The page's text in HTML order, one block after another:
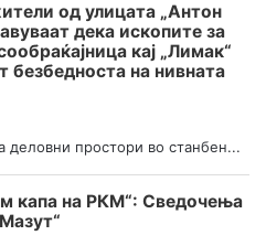
од улицата „Антон
дека ископите за
кај „Лимак“
безбедноста на нивната
деловни простори во станбен...
капа на РКМ“: Сведочења